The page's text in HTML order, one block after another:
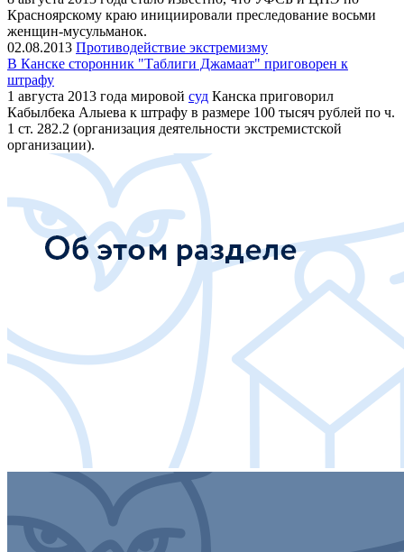
Красноярскому краю инициировали преследование восьми
женщин-мусульманок.
02.08.2013 Противодействие экстремизму
В Канске сторонник "Таблиги Джамаат" приговорен к
штрафу
1 августа 2013 года мировой суд Канска приговорил
Кабылбека Алыева к штрафу в размере 100 тысяч рублей по ч.
1 ст. 282.2 (организация деятельности экстремистской
организации).